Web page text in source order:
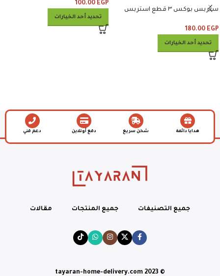
ستربس بوكس ٣ قطع استربس
180.00 EGP
تحديد أحد الخيارات
100.00 EGP
تحديد أحد الخيارات
هدايا دائمة شحن سريع دفع أونلاين دعم فني
جميع التصنيفات جميع المنتجات مقالات
© tayaran-home-delivery.com 2023